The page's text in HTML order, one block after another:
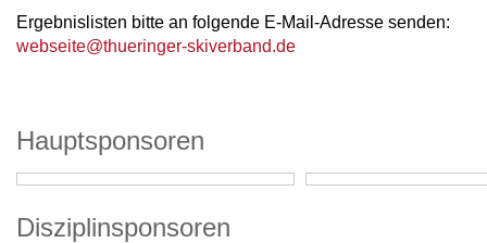
Ergebnislisten bitte an folgende E-Mail-Adresse senden:
webseite@thueringer-skiverband.de
Hauptsponsoren
Disziplinsponsoren